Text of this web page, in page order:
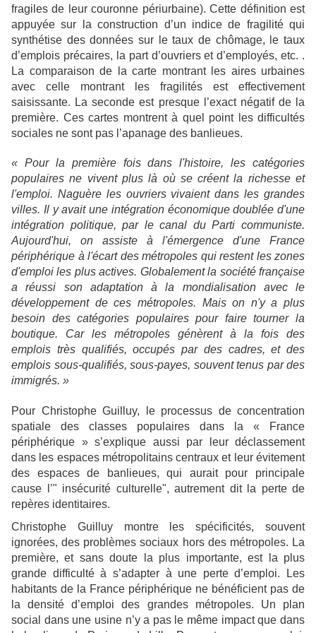
fragiles de leur couronne périurbaine). Cette définition est
appuyée sur la construction d’un indice de fragilité qui
synthétise des données sur le taux de chômage, le taux
d’emplois précaires, la part d’ouvriers et d’employés, etc. .
La comparaison de la carte montrant les aires urbaines
avec celle montrant les fragilités est effectivement
saisissante. La seconde est presque l’exact négatif de la
première. Ces cartes montrent à quel point les difficultés
sociales ne sont pas l’apanage des banlieues.
« Pour la première fois dans l'histoire, les catégories
populaires ne vivent plus là où se créent la richesse et
l'emploi. Naguère les ouvriers vivaient dans les grandes
villes. Il y avait une intégration économique doublée d'une
intégration politique, par le canal du Parti communiste.
Aujourd'hui, on assiste à l'émergence d'une France
périphérique à l'écart des métropoles qui restent les zones
d'emploi les plus actives. Globalement la société française
a réussi son adaptation à la mondialisation avec le
développement de ces métropoles. Mais on n'y a plus
besoin des catégories populaires pour faire tourner la
boutique. Car les métropoles génèrent à la fois des
emplois très qualifiés, occupés par des cadres, et des
emplois sous-qualifiés, sous-payes, souvent tenus par des
immigrés. »
Pour Christophe Guilluy, le processus de concentration
spatiale des classes populaires dans la « France
périphérique » s’explique aussi par leur déclassement
dans les espaces métropolitains centraux et leur évitement
des espaces de banlieues, qui aurait pour principale
cause l’" insécurité culturelle", autrement dit la perte de
repères identitaires.
Christophe Guilluy montre les spécificités, souvent
ignorées, des problèmes sociaux hors des métropoles. La
première, et sans doute la plus importante, est la plus
grande difficulté à s’adapter à une perte d’emploi. Les
habitants de la France périphérique ne bénéficient pas de
la densité d’emploi des grandes métropoles. Un plan
social dans une usine n’y a pas le même impact que dans